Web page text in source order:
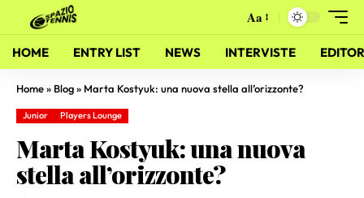
Aa
HOME ENTRY LIST NEWS INTERVISTE
Home» Blog» Marta Kostyuk: una nuova stella all’orizzonte?
Junior Players Lounge
Marta Kostyuk: una nuova
stella all’orizzonte?